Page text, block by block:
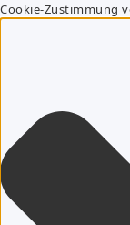
Cookie-Zustimmung